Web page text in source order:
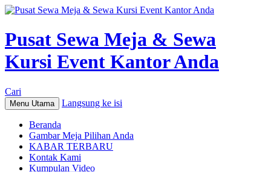
Pusat Sewa Meja & Sewa
Kursi Event Kantor Anda
Cari
Menu Utama Langsung ke isi
Beranda
Gambar Meja Pilihan Anda
KABAR TERBARU
Kontak Kami
Kumpulan Video